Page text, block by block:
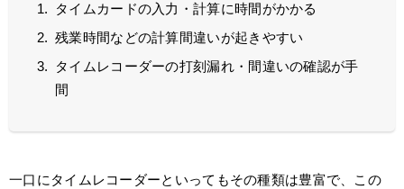
タイムカードの入力・計算に時間がかかる
残業時間などの計算間違いが起きやすい
タイムレコーダーの打刻漏れ・間違いの確認が手
間
一口にタイムレコーダーといってもその種類は豊富で、この